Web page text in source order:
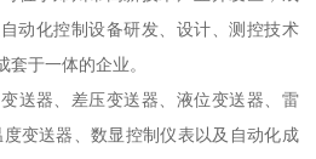
动化控制设备研发、设计、测控技术
于一体的企业。
送器、差压变送器、液位变送器、雷
变送器、数显控制仪表以及自动化成